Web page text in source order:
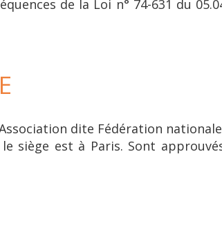
de la Loi n° 74-631 du
dite Fédération
siège est à Paris. Sont